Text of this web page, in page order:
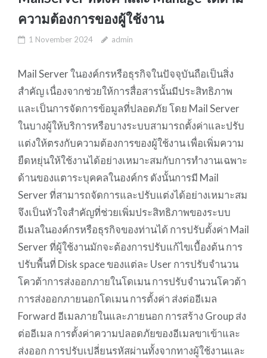
ความต้องการของผู้ใช้งาน
1 November 2024 admin
Mail Server ในองค์กรหรือธุรกิจในปัจจุบันถือเป็นสิ่ง
สำคัญ เนื่องจากช่วยให้การสื่อสารนั้นมีประสิทธิภาพ
และเป็นการจัดการข้อมูลที่ปลอดภัย โดย Mail Server
ในบางผู้ให้บริการหรือบางระบบสามารถตั้งค่าและปรับ
แต่งให้ตรงกับความต้องการของผู้ใช้งาน เพื่อเพิ่มความ
ยืดหยุ่นให้ใช้งานได้อย่างเหมาะสมกับการทำงานเฉพาะ
ด้านของแตาระบุคคลในองค์กร ดังนั้นการมี Mail
Server ที่สามารถจัดการและปรับแต่งได้อย่างเหมาะสม
จึงเป็นหัวใจสำคัญที่ช่วยเพิ่มประสิทธิภาพของระบบ
อีเมลในองค์กรหรือธุรกิจของท่านได้ การปรับตั้งค่า Mail
Server ที่ผู้ใช้งานมักจะต้องการปรับแก้ไขเบื้องต้น การ
ปรับพื้นที่ Disk space ของแต่ละ User การปรับจำนวน
โควต้าการส่งออกภายในโดเมน การปรับจำนวนโควต้า
การส่งออกภายนอกโดเมน การตั้งค่า ส่งต่ออีเมล
Forward อีเมลภายในและภายนอก การสร้าง Group ส่ง
ต่ออีเมล การตั้งค่าความปลอดภัยของอีเมลขาเข้าและ
ส่งออก การปรับเปลี่ยนรหัสผ่านทั้งจากทางผู้ใช้งานและ